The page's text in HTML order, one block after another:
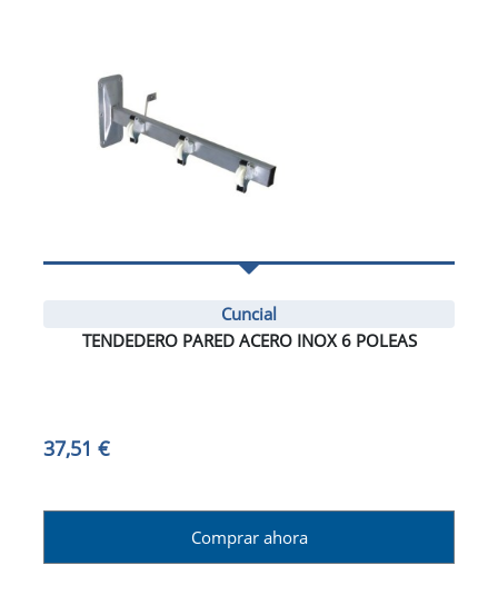
Cuncial
TENDEDERO PARED ACERO INOX 6 POLEAS
37,51 €
Comprar ahora